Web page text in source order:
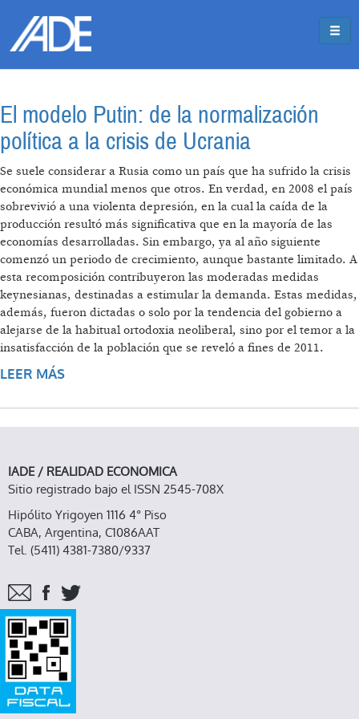
El modelo Putin: de la normalización
política a la crisis de Ucrania
Se suele considerar a Rusia como un país que ha sufrido la crisis
económica mundial menos que otros. En verdad, en 2008 el país
sobrevivió a una violenta depresión, en la cual la caída de la
producción resultó más significativa que en la mayoría de las
economías desarrolladas. Sin embargo, ya al año siguiente
comenzó un periodo de crecimiento, aunque bastante limitado. A
esta recomposición contribuyeron las moderadas medidas
keynesianas, destinadas a estimular la demanda. Estas medidas,
además, fueron dictadas o solo por la tendencia del gobierno a
alejarse de la habitual ortodoxia neoliberal, sino por el temor a la
insatisfacción de la población que se reveló a fines de 2011.
LEER MÁS
UCRANIA
IADE / REALIDAD ECONOMICA
Sitio registrado bajo el ISSN 2545-708X
Hipólito Yrigoyen 1116 4° Piso
CABA, Argentina, C1086AAT
Tel. (5411) 4381-7380/9337